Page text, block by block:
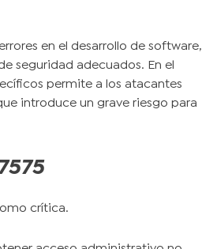
en el desarrollo de software,
seguridad adecuados. En el
permite a los atacantes
introduce un grave riesgo para
crítica.